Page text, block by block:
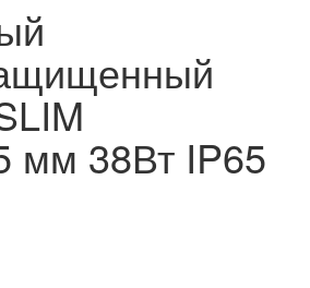
мм 38Вт IP65